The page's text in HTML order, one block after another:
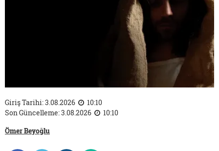
Giriş Tarihi: 3.08.2026
10:10
Son Güncelleme: 3.08.2026
10:10
Ömer Beyoğlu